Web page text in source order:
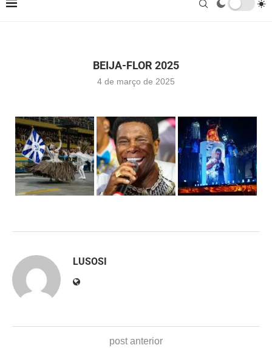
BEIJA-FLOR 2025
4 de março de 2025
LUSOSI
post anterior